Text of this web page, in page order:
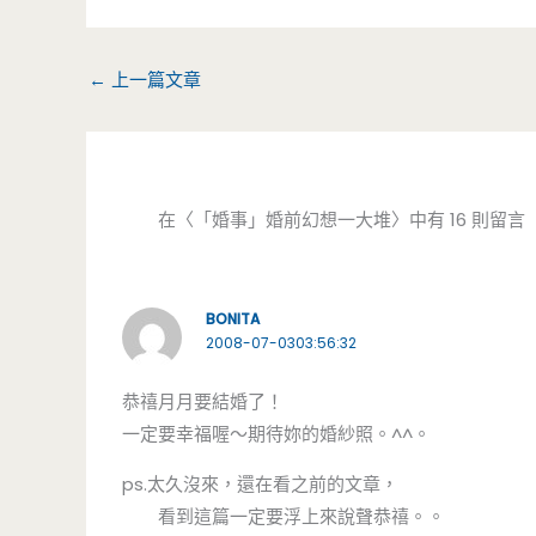
← 上一篇文章
在〈「婚事」婚前幻想一大堆〉中有 16 則留言
BONITA
2008-07-0303:56:32
恭禧月月要結婚了！
一定要幸福喔～期待妳的婚紗照。^^。
ps.太久沒來，還在看之前的文章，
看到這篇一定要浮上來說聲恭禧。。